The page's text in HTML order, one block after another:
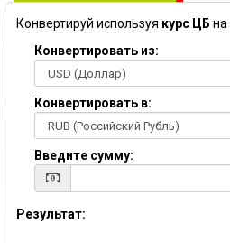
Конвертируй используя курс ЦБ на
Конвертировать из:
Конвертировать в:
Введите сумму:
Результат: